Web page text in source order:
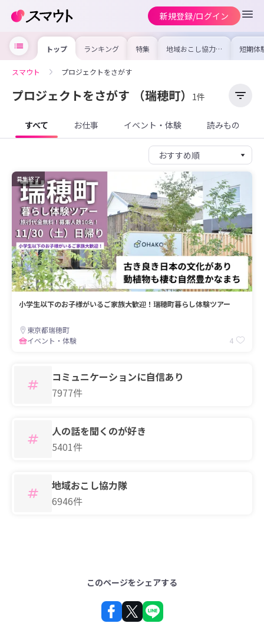
新規登録/ログイン
トップ ランキング 特集 地域おこし協力隊
の求人やイベント
を集めました！仕
けよう
短期体
り〜数
域を知
スマウト プロジェクトをさがす
プロジェクトをさがす （瑞穂町） 1件
すべて お仕事 イベント・体験 読みもの
募集終了
小学生以下のお子様がいるご家族大歓迎！瑞穂町暮らし体験ツアー
東京都瑞穂町
イベント・体験
4
コミュニケーションに自信あり
7977件
人の話を聞くのが好き
5401件
地域おこし協力隊
6946件
このページをシェアする